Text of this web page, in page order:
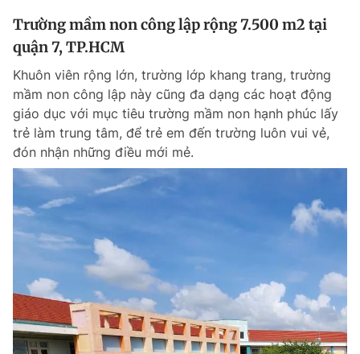
Trường mầm non công lập rộng 7.500 m2 tại
quận 7, TP.HCM
Khuôn viên rộng lớn, trường lớp khang trang, trường
mầm non công lập này cũng đa dạng các hoạt động
giáo dục với mục tiêu trường mầm non hạnh phúc lấy
trẻ làm trung tâm, để trẻ em đến trường luôn vui vẻ,
đón nhận những điều mới mẻ.